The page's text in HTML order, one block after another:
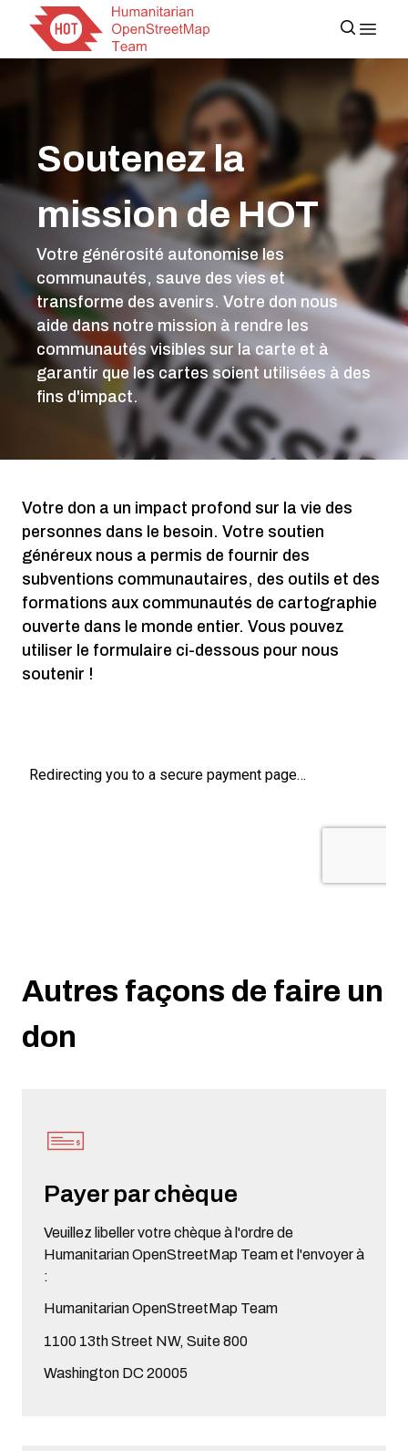
Soutenez la
mission de HOT
Votre générosité autonomise les
communautés, sauve des vies et
transforme des avenirs. Votre don nous
aide dans notre mission à rendre les
communautés visibles sur la carte et à
garantir que les cartes soient utilisées à des
fins d'impact.
Votre don a un impact profond sur la vie des
personnes dans le besoin. Votre soutien
généreux nous a permis de fournir des
subventions communautaires, des outils et des
formations aux communautés de cartographie
ouverte dans le monde entier. Vous pouvez
utiliser le formulaire ci-dessous pour nous
soutenir !
Autres façons de faire un
don
Payer par chèque
Veuillez libeller votre chèque à l'ordre de
Humanitarian OpenStreetMap Team et l'envoyer à
:
Humanitarian OpenStreetMap Team
1100 13th Street NW, Suite 800
Washington DC 20005